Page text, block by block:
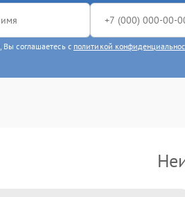
Вы соглашаетесь с политикой